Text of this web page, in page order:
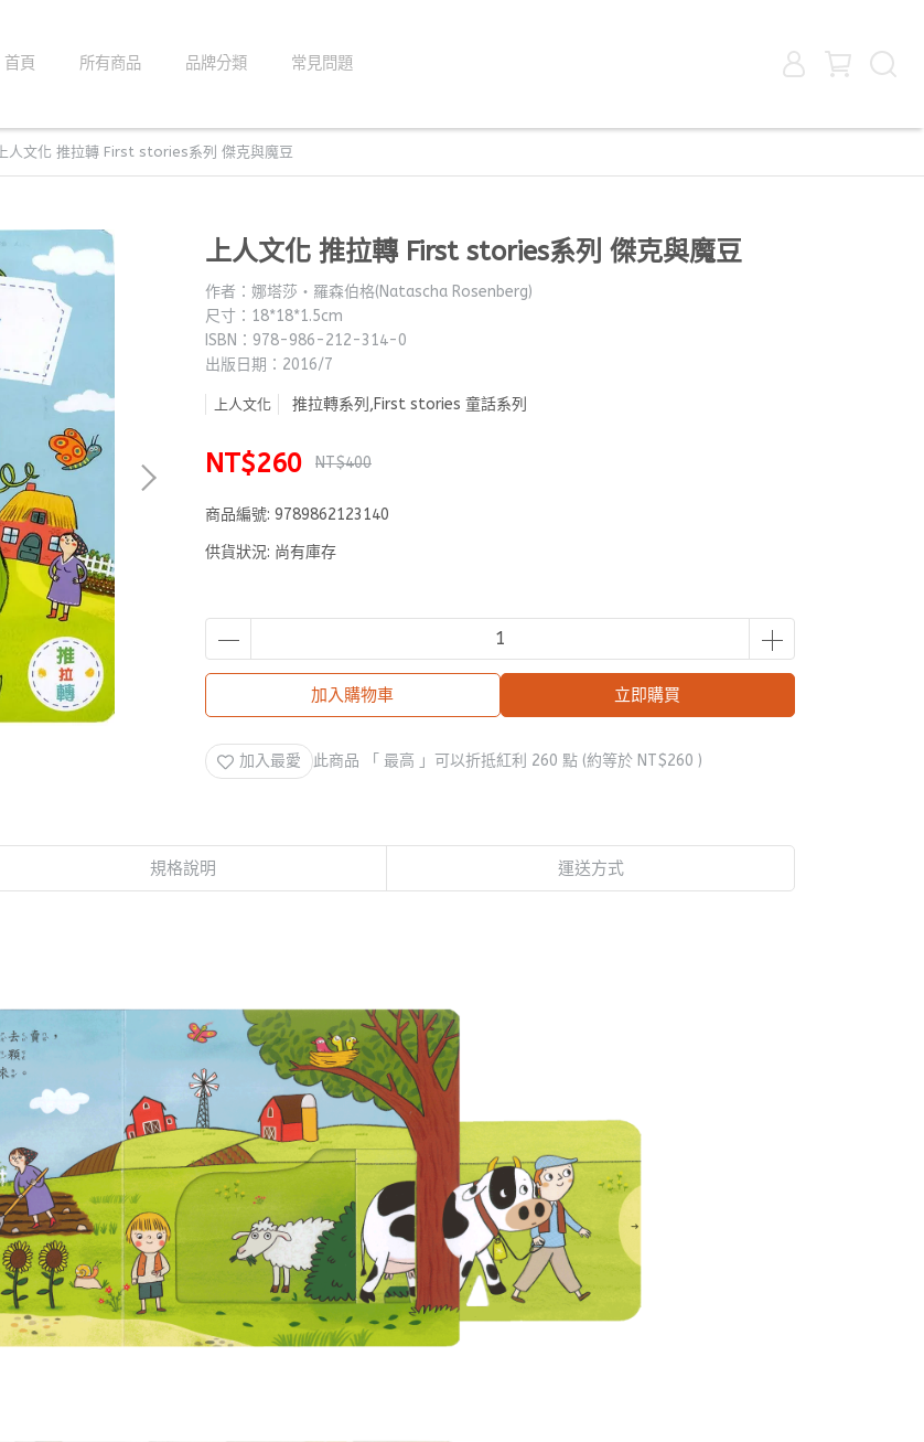
首頁 所有商品 品牌分類 常見問題
上人文化 推拉轉 First stories系列 傑克與魔豆
上人文化 推拉轉 First stories系列 傑克與魔豆
作者：娜塔莎‧羅森伯格(Natascha Rosenberg)
尺寸：18*18*1.5cm
ISBN：978-986-212-314-0
出版日期：2016/7
上人文化 推拉轉系列,First stories 童話系列
NT$260 NT$400
商品編號: 9789862123140
供貨狀況: 尚有庫存
加入購物車 立即購買
加入最愛 此商品 「 最高 」可以折抵紅利 260 點 (約等於 NT$260 )
規格說明 運送方式